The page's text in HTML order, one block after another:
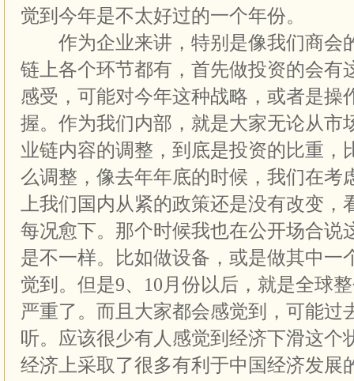
觉到今年是不太好过的一个年份。
作为企业来讲，特别是像我们商会
链上各个环节都有，首先做投资的会有
感受，可能对今年这种战略，或者是操
握。作为我们内部，就是大家无论从市
业链内容的调整，到底是投资的比重，
么调整，像去年年底的时候，我们在考
上我们国内从紧的政策还是没有改变
每况愈下。那个时候我也在公开场合说
是不一样。比如做设备，或是做其中一
觉到。但是9、10月份以后，就是全球
严重了。而且大家都会感觉到，可能过
听。应该很少有人感觉到经济下滑这个
经济上采取了很多有利于中国经济发展